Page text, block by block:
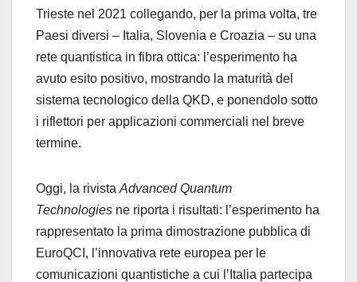
Trieste nel 2021 collegando, per la prima volta, tre
Paesi diversi – Italia, Slovenia e Croazia – su una
rete quantistica in fibra ottica: l’esperimento ha
avuto esito positivo, mostrando la maturità del
sistema tecnologico della QKD, e ponendolo sotto
i riflettori per applicazioni commerciali nel breve
termine.
Oggi, la rivista Advanced Quantum
Technologies ne riporta i risultati: l’esperimento ha
rappresentato la prima dimostrazione pubblica di
EuroQCI, l’innovativa rete europea per le
comunicazioni quantistiche a cui l’Italia partecipa